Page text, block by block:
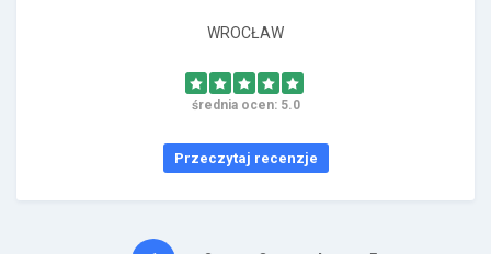
WROCŁAW
średnia ocen: 5.0
Przeczytaj recenzje